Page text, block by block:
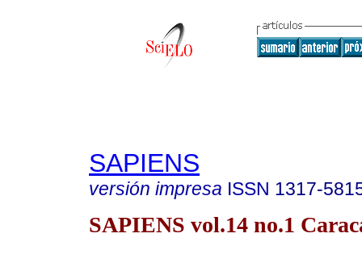
SAPIENS
versión impresa ISSN 1317-
SAPIENS vol.14 no.1